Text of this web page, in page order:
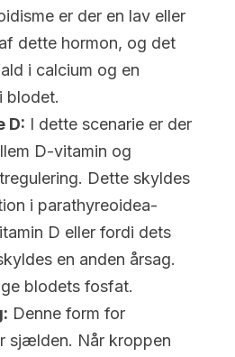
er der en lav eller
dette hormon, og det
i calcium og en
blodet.
D: I dette scenarie er der
D-vitamin og
Dette skyldes
i parathyreoidea-
D eller fordi dets
en anden årsag.
blodets fosfat.
Denne form for
sjælden. Når kroppen